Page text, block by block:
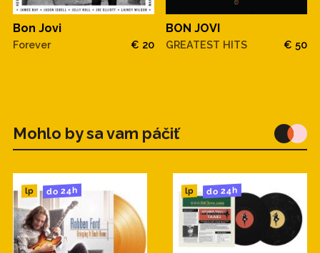
Bon Jovi
Forever € 20
BON JOVI
GREATEST HITS € 50
Mohlo by sa vam páčiť
lp do 24h lp do 24h